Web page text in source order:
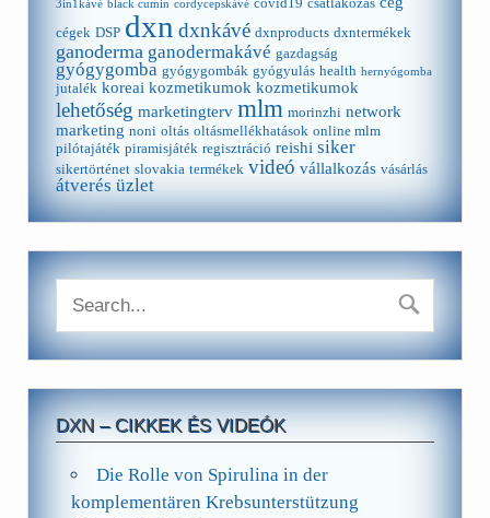
3in1kávé black cumin cordycepskávé
cégek DSP dxn dxnkávé dxnproducts dxntermékek
ganoderma ganodermakávé gazdagság
gyógygomba gyógygombák gyógyulás health hernyógomba
jutalék koreai kozmetikumok kozmetikumok
lehetőség marketingterv mlm morinzhi network
marketing noni oltás oltásmellékhatások online mlm
pilótajáték piramisjáték regisztráció reishi siker
sikertörténet slovakia termékek videó vállalkozás vásárlás
átverés üzlet
DXN – CIKKEK ÉS VIDEÓK
Die Rolle von Spirulina in der
komplementären Krebsunterstützung